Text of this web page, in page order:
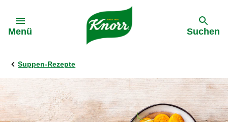
Menü Suchen
Suppen-Rezepte